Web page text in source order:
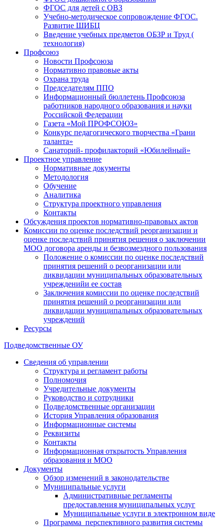
ФГОС для детей с ОВЗ
Учебно-методическое сопровождение ФГОС.
Развитие ШИБЦ
Введение учебных предметов ОБЗР и Труд (
технология)
Профсоюз
Новости Профсоюза
Нормативно правовые акты
Охрана труда
Председателям ППО
Информационный бюллетень Профсоюза
работников народного образования и науки
Российской Федерации
Газета «Мой ПРОФСОЮЗ»
Конкурс педагогического творчества «Грани
таланта»
Санаторий- профилакторий «Юбилейный»
Проектное управление
Нормативные документы
Методология
Обучение
Аналитика
Структура проектного управления
Контакты
Обсуждения проектов нормативно-правовых актов
Комиссии по оценке последствий реорганизации и
оценке последствий принятия решения о заключении
МОО договора аренды и безвозмездного пользования
Положение о комиссии по оценке последствий
принятия решений о реорганизации или
ликвидации муниципальных образовательных
учрежденийи ее состав
Заключения комиссии по оценке последствий
принятия решений о реорганизации или
ликвидации муниципальных образовательных
учреждений
Ресурсы
Подведомственные ОУ
Сведения об управлении
Структура и регламент работы
Полномочия
Учредительные документы
Руководство и сотрудники
Подведомственные организации
История Управления образования
Информационные системы
Реквизиты
Контакты
Информационная открытость Управления
образования и МОО
Документы
Обзор изменений в законодательстве
Муниципальные услуги
Административные регламенты
предоставления муниципальных услуг
Муниципальные услуги в электронном виде
Программа перспективного развития системы